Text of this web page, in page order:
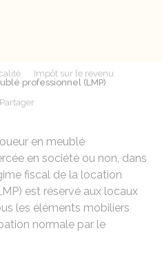
Impôt sur le revenu
professionnel (LMP)
Partager
en meublé
en société ou non, dans
fiscal de la location
est réservé aux locaux
les éléments mobiliers
normale par le